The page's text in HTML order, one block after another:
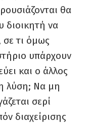
θα
διοικητή να
σε τι όμως
υπάρχουν
και ο άλλος
η λύση; Να μη
σερί
διαχείρισης